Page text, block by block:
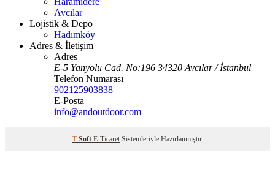
Avcılar
Lojistik & Depo
Hadımköy
Adres & İletişim
Adres
E-5 Yanyolu Cad. No:196 34320 Avcılar / İstanbul
Telefon Numarası
902125903838
E-Posta
info@andoutdoor.com
T-Soft E-Ticaret Sistemleriyle Hazırlanmıştır.